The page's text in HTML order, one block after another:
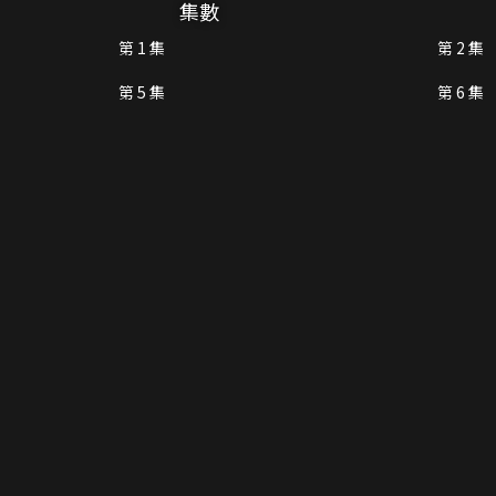
集數
第 1 集 第 2 集
第 5 集
第 6 集